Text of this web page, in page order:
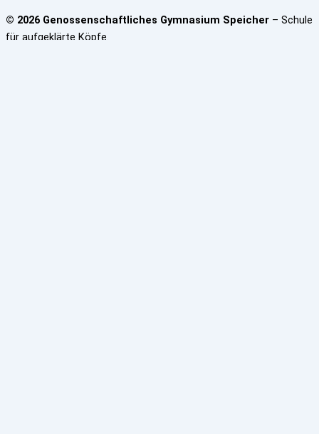
© 2026 Genossenschaftliches Gymnasium Speicher – Schule
für aufgeklärte Köpfe.